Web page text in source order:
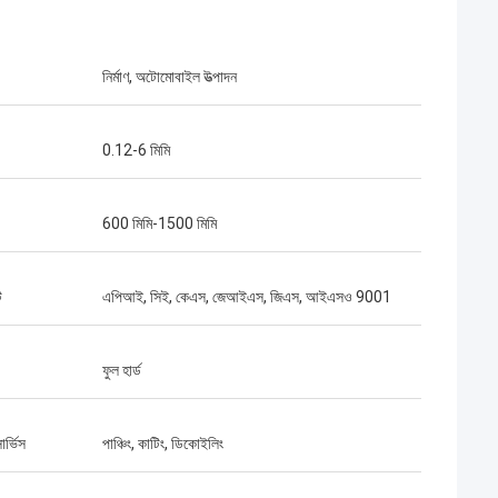
5 বড়!
বিশাল টন সহজে পরিচালিত 3000 টন ইস্পাত
নির্মাণ, অটোমোবাইল উত্পাদন
0.12-6 মিমি
600 মিমি-1500 মিমি
এপিআই, সিই, কেএস, জেআইএস, জিএস, আইএসও 9001
ফুল হার্ড
পাঞ্চিং, কাটিং, ডিকোইলিং